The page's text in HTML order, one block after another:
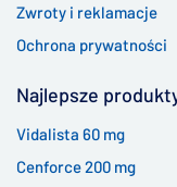
Zwroty i reklamacje
Ochrona prywatności
Najlepsze
Vidalista 60 mg
Cenforce 200 mg